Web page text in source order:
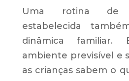
Uma rotina de
estabelecida
dinâmica
ambiente previsível e
as crianças sabem o